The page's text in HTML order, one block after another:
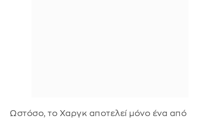
Ωστόσο, το Χαργκ αποτελεί μόνο ένα από